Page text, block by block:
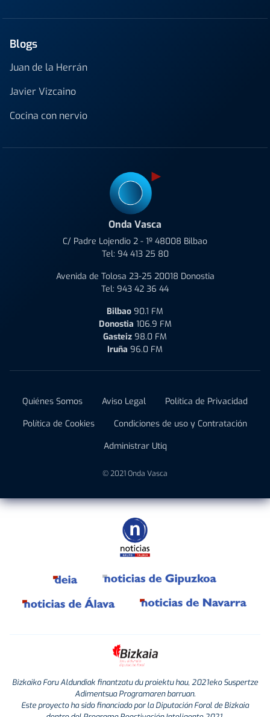
Blogs
Juan de la Herrán
Javier Vizcaino
Cocina con nervio
Onda Vasca
C/ Padre Lojendio 2 - 1º 48008 Bilbao
Tel: 94 413 25 80
Avenida de Tolosa 23-25 20018 Donostia
Tel: 943 42 36 44
Bilbao 90.1 FM
Donostia 106.9 FM
Gasteiz 98.0 FM
Iruña 96.0 FM
Quiénes Somos Aviso Legal
Política de Privacidad
Política de Cookies
Condiciones de uso y Contratación
Administrar Utiq
© 2021 Onda Vasca
Bizkaiko Foru Aldundiak finantzatu du proiektu hau, 2021eko Suspertze
Adimentsua Programaren barruan.
Este proyecto ha sido financiado por la Diputación Foral de Bizkaia